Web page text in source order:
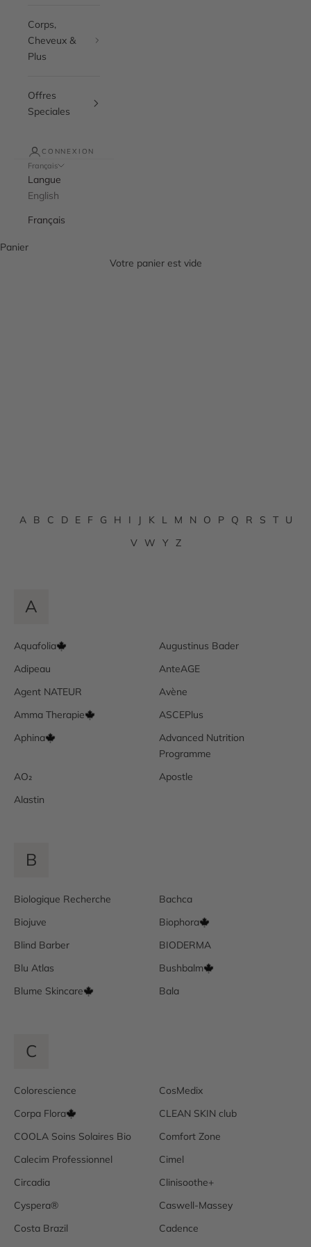
Corps,
Cheveux &
Plus
Offres
Speciales
CONNEXION
Français
Langue
English
Français
Panier
Votre panier est vide
A B C D E F G H I J K L M N O P Q R S T
U
V W Y Z
A
Aquafolia
Augustinus Bader
Adipeau
AnteAGE
Agent NATEUR
Avène
Amma Therapie
ASCEPlus
Aphina
Advanced Nutrition
Programme
AO₂
Apostle
Alastin
B
Biologique Recherche
Bachca
Biojuve
Biophora
Blind Barber
BIODERMA
Blu Atlas
Bushbalm
Blume Skincare
Bala
C
Colorescience
CosMedix
Corpa Flora
CLEAN SKIN club
COOLA Soins Solaires Bio
Comfort Zone
Calecim Professionnel
Cimel
Circadia
Clinisoothe+
Cyspera®
Caswell-Massey
Costa Brazil
Cadence